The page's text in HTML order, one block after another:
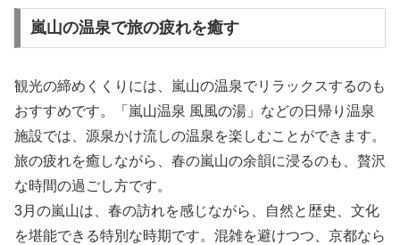
嵐山の温泉で旅の疲れを癒す
観光の締めくくりには、嵐山の温泉でリラックスするのも
おすすめです。「嵐山温泉 風風の湯」などの日帰り温泉
施設では、源泉かけ流しの温泉を楽しむことができます。
旅の疲れを癒しながら、春の嵐山の余韻に浸るのも、贅沢
な時間の過ごし方です。
3月の嵐山は、春の訪れを感じながら、自然と歴史、文化
を堪能できる特別な時期です。混雑を避けつつ、京都なら